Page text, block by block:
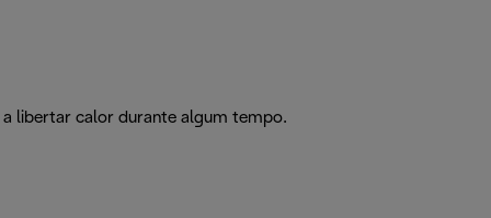
libertar calor durante algum tempo.